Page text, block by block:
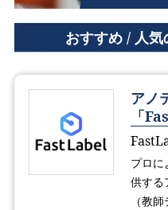
おすすめ / 人
アノ
「
プロに
供する
（教